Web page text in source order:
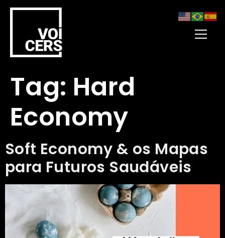
Tag: Hard
Economy
Soft Economy & os Mapas
para Futuros Saudáveis